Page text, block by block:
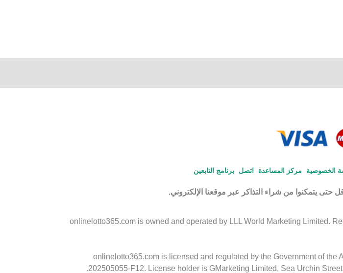
الخصوصية مركز المساعدة اتصل برنامج التابعين
onlinelotto365.com is owned and operated by LLL World Marketing Limited.
onlinelotto365.com is licensed and regulated by the Government of
202505055-F12. License holder is GMarketing Limited, Sea Urchin